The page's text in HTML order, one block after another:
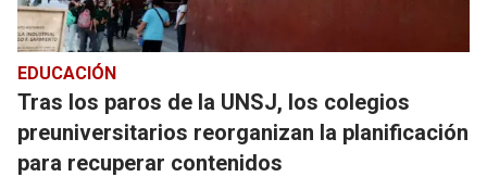
EDUCACIÓN
Tras los paros de la UNSJ, los colegios
preuniversitarios reorganizan la planificación
para recuperar contenidos